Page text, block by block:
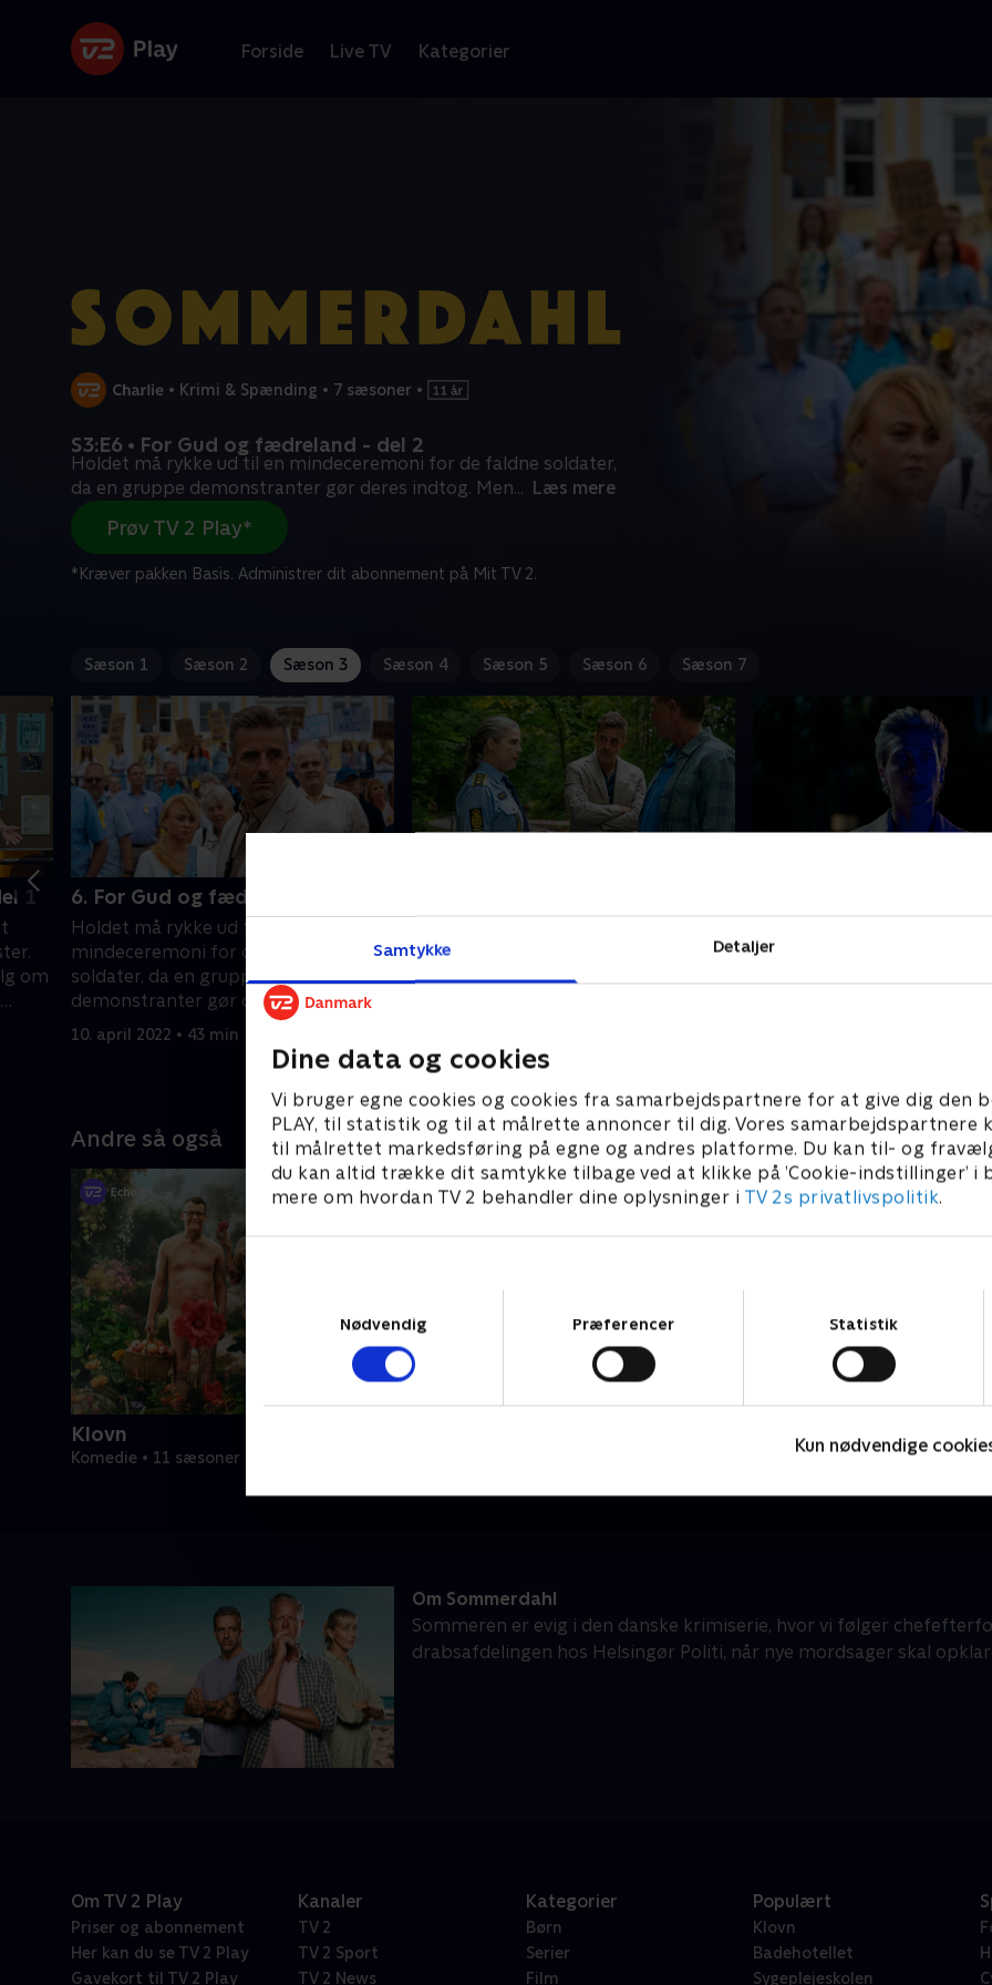
Samtykke Detaljer
Dine data og cookies
Vi bruger egne cookies og cookies fra samarbejdspartnere for at give dig den
PLAY, til statistik og til at målrette annoncer til dig. Vores samarbejdspartnere
til målrettet markedsføring på egne og andres platforme. Du kan til- og
du kan altid trække dit samtykke tilbage ved at klikke på ’Cookie-indstillinger’ i
mere om hvordan TV 2 behandler dine oplysninger i TV 2s privatlivspolitik.
Nødvendig
Præferencer Statistik
Kun nødvendige
Forside Live TV Kategorier
• Krimi & Spænding • 7 sæsoner •
S3:E6 • For Gud og fædreland - del 2
Holdet må rykke ud til en mindeceremoni for de faldne soldater,
da en gruppe demonstranter gør deres indtog. Men... Læs mere
Prøv TV 2 Play*
*Kræver pakken Basis. Administrer dit abonnement på Mit TV 2.
Sæson 1 Sæson 2 Sæson 3 Sæson 4 Sæson 5 Sæson 6 Sæson 7
1
om
6. For Gud og fædreland - del 2
Holdet må rykke ud til en
mindeceremoni for de faldne
soldater, da en gruppe
demonstranter gør deres indtog.
Men det er ikke alle, der kan klare
presset.
10. april 2022 • 43 min
bliver kaldt ud for at opklare en sag,
hvor en kvinde bliver fundet død i sin
pludseligt travlt. Får de mon
Andre så også
Klovn
Komedie • 11 sæsoner
Om Sommerdahl
Sommeren er evig i den danske krimiserie, hvor vi følger
drabsafdelingen hos Helsingør Politi, når nye mordsager skal
Om TV 2 Play
Priser og abonnement
Her kan du se TV 2 Play
Gavekort til TV 2 Play
Kanaler
TV 2
TV 2 Sport
TV 2 News
Kategorier
Børn
Serier
Film
Populært
Klovn
Badehotellet
Sygeplejeskolen